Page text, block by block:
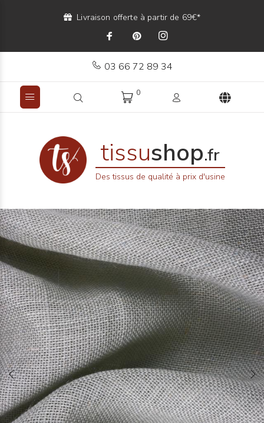
Livraison offerte à partir de 69€*
03 66 72 89 34
0
tissushop.fr
Des tissus de qualité à prix d'usine